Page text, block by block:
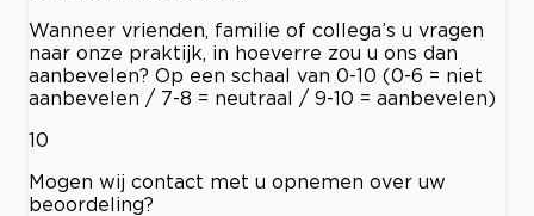
Wanneer vrienden, familie of collega’s u vragen
naar onze praktijk, in hoeverre zou u ons dan
aanbevelen? Op een schaal van 0-10 (0-6 = niet
aanbevelen / 7-8 = neutraal / 9-10 = aanbevelen)
10
Mogen wij contact met u opnemen over uw
beoordeling?